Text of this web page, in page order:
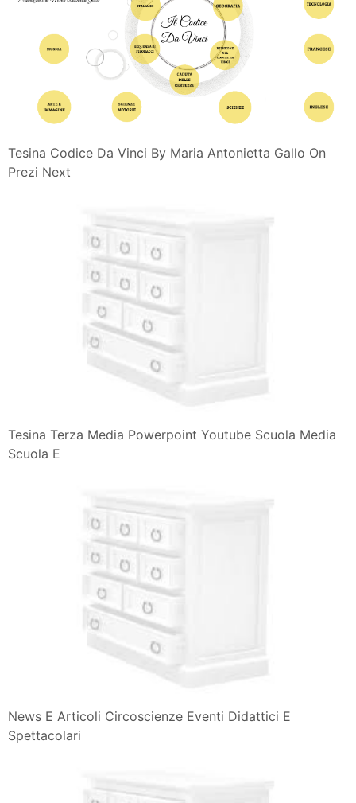
Tesina Codice Da Vinci By Maria Antonietta Gallo On
Prezi Next
Tesina Terza Media Powerpoint Youtube Scuola Media
Scuola E
News E Articoli Circoscienze Eventi Didattici E
Spettacolari